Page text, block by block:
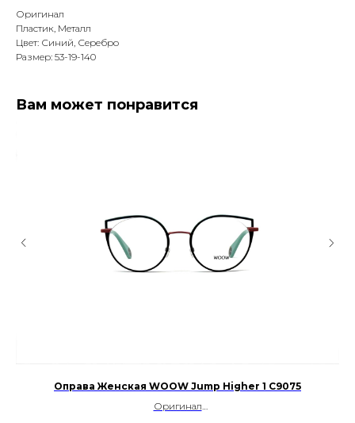
Оригинал
Пластик, Металл
Цвет: Синий, Серебро
Размер: 53-19-140
Вам может понравится
Оправа Женская WOOW Jump Higher 1 C9075
Оригинал